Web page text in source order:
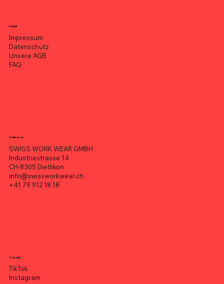
Legal
Impressum
Datenschutz
Unsere AGB
FAQ
Adresse
SWISS WORK WEAR GMBH
Industriestrasse 14
CH-8305 Dietlikon
info@swissworkwear.ch
+41 79 912 18 18
Socials
TikTok
Instagram